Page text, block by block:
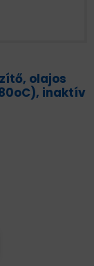
olajos
inaktív